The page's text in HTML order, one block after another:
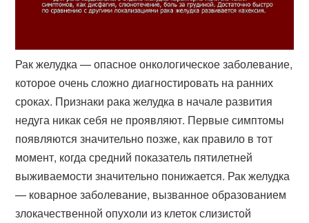
Рак желудка — опасное онкологическое заболевание,
которое очень сложно диагностировать на ранних
сроках. Признаки рака желудка в начале развития
недуга никак себя не проявляют. Первые симптомы
появляются значительно позже, как правило в тот
момент, когда средний показатель пятилетней
выживаемости значительно понижается. Рак желудка
— коварное заболевание, вызванное образованием
злокачественной опухоли из клеток слизистой